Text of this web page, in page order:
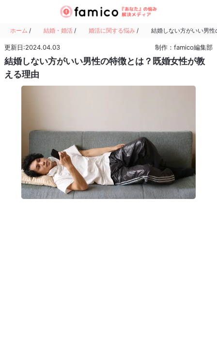
ホーム / 結婚・婚活 / 婚活に関する悩み / 結婚しない方がいい男
更新日:2024.04.03 制作：famico編集部
結婚しない方がいい男性の特徴とは？既婚女性が教
える理由